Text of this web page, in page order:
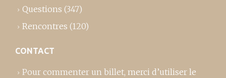
Questions (347)
Rencontres (120)
CONTACT
Pour commenter un billet, merci d’utiliser le